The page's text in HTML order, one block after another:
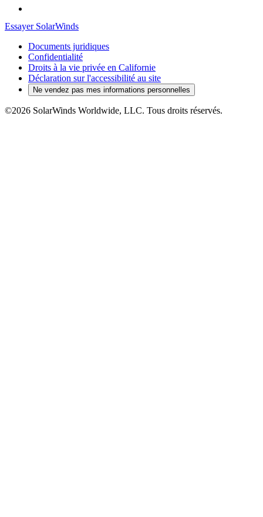
Essayer SolarWinds
Documents juridiques
Confidentialité
Droits à la vie privée en Californie
Déclaration sur l'accessibilité au site
Ne vendez pas mes informations personnelles
©2026 SolarWinds Worldwide, LLC. Tous droits réservés.